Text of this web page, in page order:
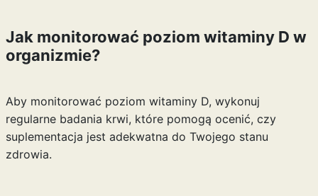
Jak monitorować poziom witaminy D w
organizmie?
Aby monitorować poziom witaminy D, wykonuj
regularne badania krwi, które pomogą ocenić, czy
suplementacja jest adekwatna do Twojego stanu
zdrowia.